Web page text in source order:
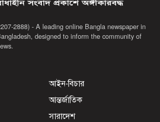
2888) - A leading online Bangla newspaper in
designed to inform the community of
আইন-বিচার
আন্তর্জাতিক
সারাদেশ